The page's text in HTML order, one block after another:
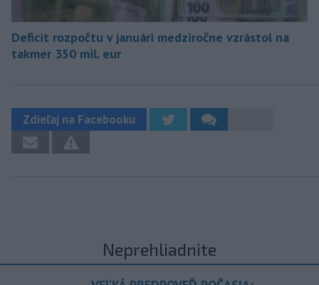
Deficit rozpočtu v januári medziročne vzrástol na
takmer 350 mil. eur
Zdieľaj na Facebooku
Neprehliadnite